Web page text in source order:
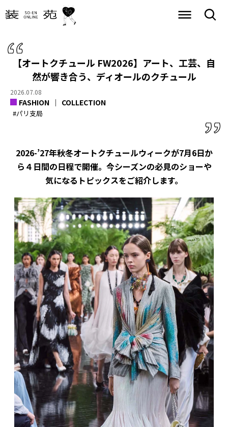
【オートクチュール FW2026】アート、工芸、自
然が響き合う、ディオールのクチュール
2026.07.08
FASHION COLLECTION
#パリ支局
2026-’27年秋冬オートクチュールウィークが7月6日か
ら４日間の日程で開催。今シーズンの必見のショーや
気になるトピックスをご紹介します。